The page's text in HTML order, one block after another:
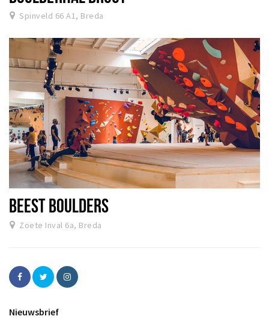
Spinveld 66 A1, Breda
BEEST BOULDERS
Zoete Inval 6a, Breda
Nieuwsbrief